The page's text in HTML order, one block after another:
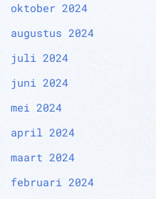
oktober 2024
augustus 2024
juli 2024
juni 2024
mei 2024
april 2024
maart 2024
februari 2024